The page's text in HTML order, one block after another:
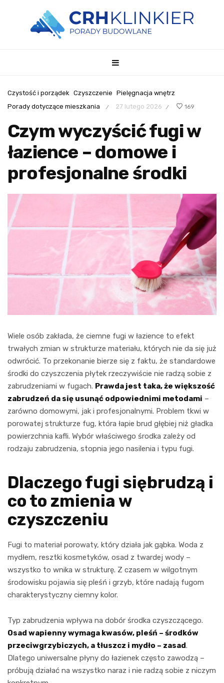
Czystość i porządek Czyszczenie Pielęgnacja wnętrz
Porady dotyczące mieszkania
/ 27 lutego 2026 / 169
Czym wyczyścić fugi w
łazience – domowe i
profesjonalne środki
Wiele osób zakłada, że ciemne fugi w łazience to efekt
trwałych zmian w strukturze materiału, których nie da się już
odwrócić. To przekonanie bierze się z faktu, że standardowe
środki do czyszczenia płytek rzeczywiście nie radzą sobie z
zabrudzeniami w fugach. Prawda jest taka, że większość
zabrudzeń da się usunąć odpowiednimi metodami –
zarówno domowymi, jak i profesjonalnymi. Problem tkwi w
porowatej strukturze fug, która łapie brud głębiej niż gładka
powierzchnia kafli. Wybór właściwego środka zależy od
rodzaju zabrudzenia, stopnia jego nasilenia i typu fugi.
Dlaczego fugi siębrudzą i
co to zmienia w
czyszczeniu
Fugi to materiał porowaty, który działa jak gąbka. Woda z
mydłem, resztki kosmetyków, osad z twardej wody –
wszystko to wnika w strukturę. Z czasem w wilgotnym
środowisku pojawia się pleśń i grzyb, które nadają fugom
charakterystyczny ciemny kolor.
Typ zabrudzenia wpływa na dobór środka czyszczącego.
Osad wapienny wymaga kwasów, pleśń – środków
przeciwgrzybiczych, a tłuszcz i mydło – zasad.
Dlatego uniwersalne płyny do łazienek często zawodzą –
próbują działać na wszystko naraz i nie radzą sobie z niczym